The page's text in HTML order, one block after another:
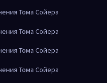
Тома Сойера
Тома Сойера
Тома Сойера
Тома Сойера